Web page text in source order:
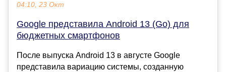
04:10, 23 Окт
Google представила Android 13 (Go) для
бюджетных смартфонов
После выпуска Android 13 в августе Google
представила вариацию системы, созданную